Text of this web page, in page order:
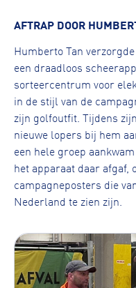
AFTRAP DOOR
Humberto Tan
een draadloos
sorteercentrum voor
in de stijl van de
zijn golfoutfit. Tijdens
nieuwe lopers bij hem
een hele groep
het apparaat daar
campagneposters die
Nederland te zien zijn.